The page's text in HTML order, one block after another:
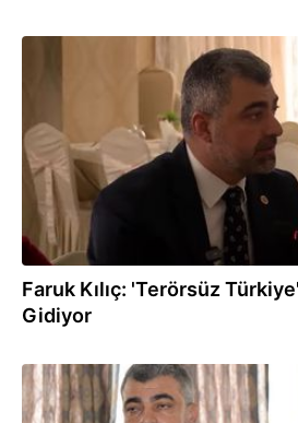
Faruk Kılıç: 'Terörsüz
Gidiyor
21.01.2025